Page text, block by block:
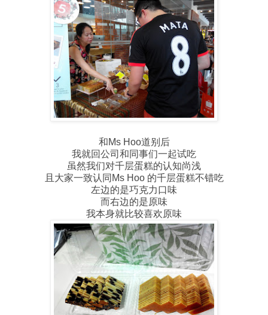
和Ms Hoo道别后
我就回公司和同事们一起试吃
虽然我们对千层蛋糕的认知尚浅
且大家一致认同Ms Hoo 的千层蛋糕不错吃
左边的是巧克力口味
而右边的是原味
我本身就比较喜欢原味